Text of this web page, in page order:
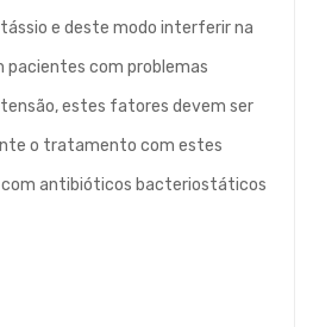
e deste modo interferir na
pacientes com problemas
estes fatores devem ser
o tratamento com estes
com antibióticos bacteriostáticos